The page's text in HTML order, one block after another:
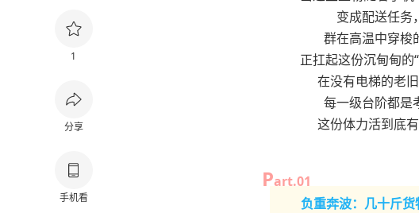
1
分享
手机看
变成配送任务
群在高温中穿梭
正扛起这份沉甸甸的“
在没有电梯的老旧
每一级台阶都是
这份体力活到底有
Part.01
负重奔波：几十斤货